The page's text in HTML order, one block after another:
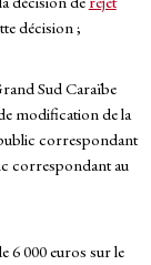
décision ;
Sud Caraïbe
modification de la
correspondant
correspondant au
6 000 euros sur le